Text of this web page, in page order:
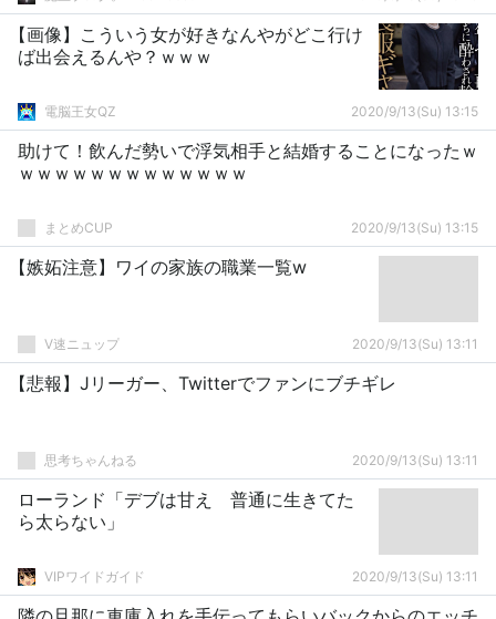
【画像】こういう女が好きなんやがどこ行け
ば出会えるんや？ｗｗｗ
電脳王女QZ 2020/9/13(Su) 13:15
助けて！飲んだ勢いで浮気相手と結婚することになったｗ
ｗｗｗｗｗｗｗｗｗｗｗｗｗ
まとめCUP 2020/9/13(Su) 13:15
【嫉妬注意】ワイの家族の職業一覧w
V速ニュップ 2020/9/13(Su) 13:11
【悲報】Jリーガー、Twitterでファンにブチギレ
思考ちゃんねる 2020/9/13(Su) 13:11
ローランド「デブは甘え 普通に生きてた
ら太らない」
VIPワイドガイド 2020/9/13(Su) 13:11